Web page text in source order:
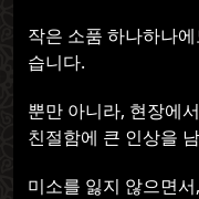
작은 소품 하나하나
습니다.
뿐만 아니라, 현장에
친절함에 큰 인상을
미소를 잃지 않으면